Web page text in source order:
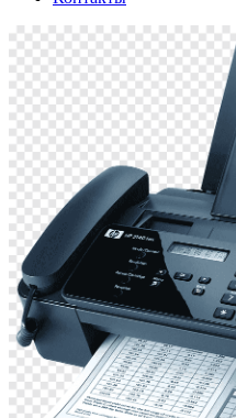
аудиоплееров
аудиопроцессоров
аудиосистем
аудиоусилителей
авто акустики,
авто мониторов
автокондиционера
автоматики для
автоматики
автоматики
автомобильных
автомоек
багги
бактерицидной
беговых дорожек
бензобуров
бензогенераторов
бензоножниц
бензопил